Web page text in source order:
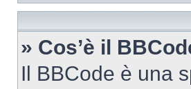
» Cos’è il
Il BBCode è una